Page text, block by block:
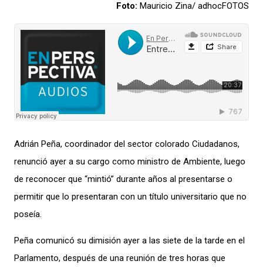
Foto: Mauricio Zina/ adhocFOTOS
Adrián Peña, coordinador del sector colorado Ciudadanos,
renunció ayer a su cargo como ministro de Ambiente, luego
de reconocer que “mintió” durante años al presentarse o
permitir que lo presentaran con un título universitario que no
poseía.
Peña comunicó su dimisión ayer a las siete de la tarde en el
Parlamento, después de una reunión de tres horas que